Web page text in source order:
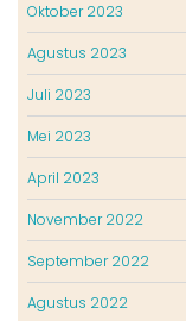
Oktober 2023
Agustus 2023
Juli 2023
Mei 2023
April 2023
November 2022
September 2022
Agustus 2022